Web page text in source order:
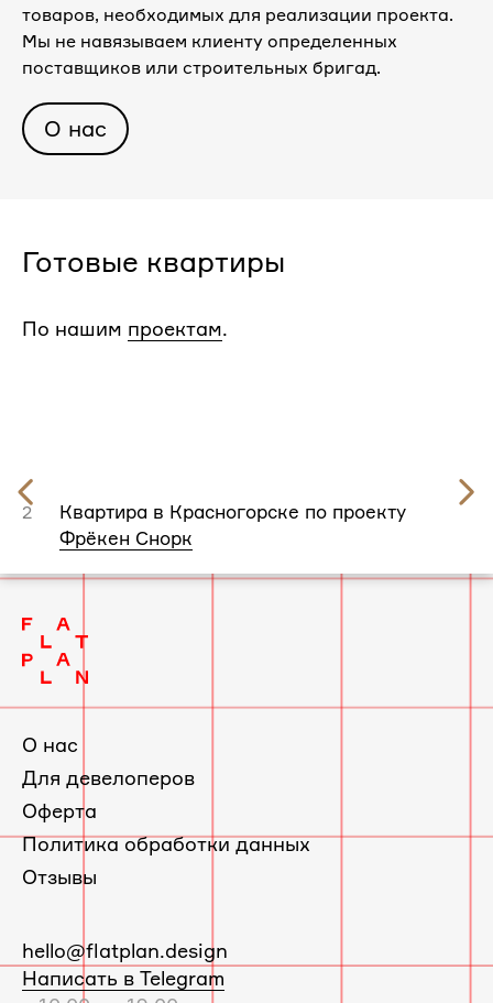
товаров, необходимых для реализации проекта.
Мы не навязываем клиенту определенных
поставщиков или строительных бригад.
О нас
Готовые квартиры
По нашим проектам.
2
Квартира в Красногорске по проекту
Фрёкен Снорк
слайд
О нас
Для девелоперов
Оферта
Политика обработки данных
Отзывы
E-
mail:
hello@flatplan.design
Написать в Telegram